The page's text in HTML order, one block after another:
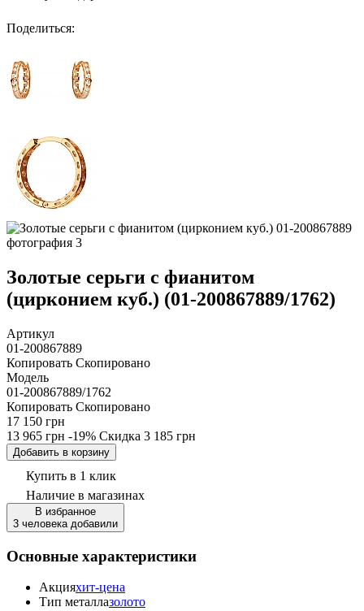
Поделиться:
Золотые серьги с фианитом
(цирконием куб.) (01-200867889/1762)
Артикул
01-200867889
Копировать Скопировано
Модель
01-200867889/1762
Копировать Скопировано
17 150 грн
13 965 грн -19% Скидка 3 185 грн
Добавить в корзину
Купить в 1 клик
Наличие в магазинах
В избранное
3 человека добавили
Основные характеристики
Акцияхит-цена
Тип металлазолото